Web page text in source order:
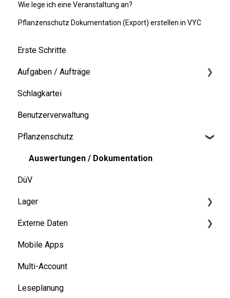
Wie lege ich eine Veranstaltung an?
Pflanzenschutz Dokumentation (Export) erstellen in VYC
Erste Schritte
Aufgaben / Aufträge
Bewirtschaftungseinheit
Schlagkartei
Benutzerverwaltung
Pflanzenschutz
Auswertungen / Dokumentation
DüV
Lager
Stammdaten
Pflanzenschutz
Externe Daten
Shape-Daten
Mobile Apps
Multi-Account
Leseplanung